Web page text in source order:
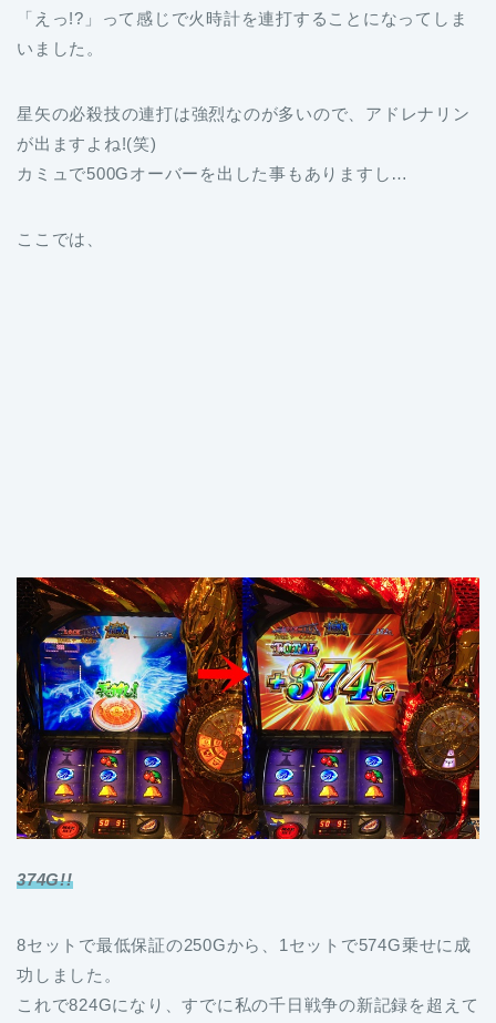
「えっ!?」って感じで火時計を連打することになってしま
いました。
星矢の必殺技の連打は強烈なのが多いので、アドレナリン
が出ますよね!(笑)
カミュで500Gオーバーを出した事もありますし…
ここでは、
374G!!
8セットで最低保証の250Gから、1セットで574G乗せに成
功しました。
これで824Gになり、すでに私の千日戦争の新記録を超えて